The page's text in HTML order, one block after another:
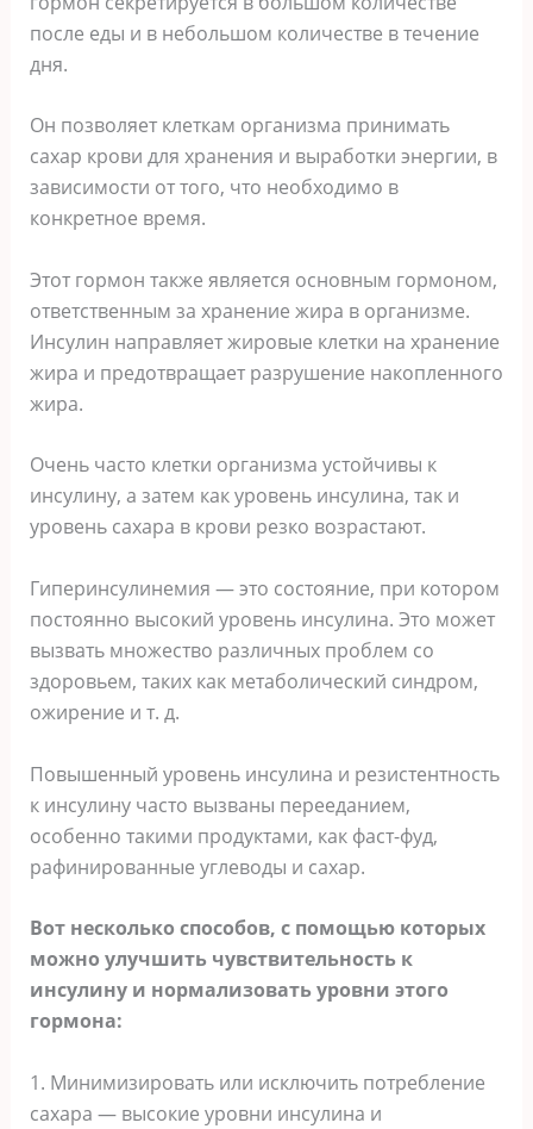
после еды и в небольшом количестве в течение
дня.
Он позволяет клеткам организма принимать
сахар крови для хранения и выработки энергии, в
зависимости от того, что необходимо в
конкретное время.
Этот гормон также является основным гормоном,
ответственным за хранение жира в организме.
Инсулин направляет жировые клетки на хранение
жира и предотвращает разрушение накопленного
жира.
Очень часто клетки организма устойчивы к
инсулину, а затем как уровень инсулина, так и
уровень сахара в крови резко возрастают.
Гиперинсулинемия — это состояние, при котором
постоянно высокий уровень инсулина. Это может
вызвать множество различных проблем со
здоровьем, таких как метаболический синдром,
ожирение и т. д.
Повышенный уровень инсулина и резистентность
к инсулину часто вызваны перееданием,
особенно такими продуктами, как фаст-фуд,
рафинированные углеводы и сахар.
Вот несколько способов, с помощью которых
можно улучшить чувствительность к
инсулину и нормализовать уровни этого
гормона:
1. Минимизировать или исключить потребление
сахара — высокие уровни инсулина и